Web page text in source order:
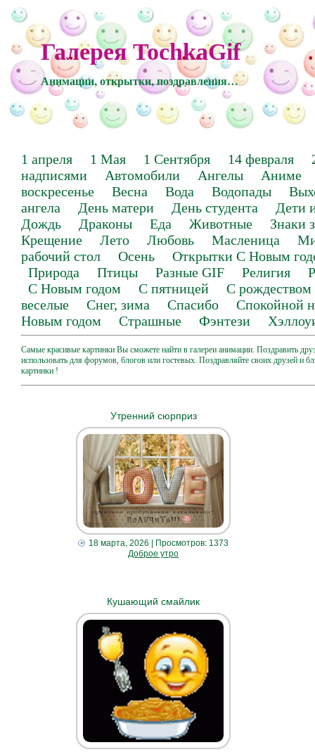
Галерея TochkaGif
Анимации, открытки, поздравления…
1 апреля 1 Мая 1 Сентября 14 февраля
надписями
Автомобили Ангелы
Аниме
воскресенье
Весна Вода Водопады
ангела
День матери День студента
Дети
Дождь
Драконы Еда Животные
Знаки
Крещение
Лето Любовь Масленица
рабочий стол
Осень
Открытки С Новым
Природа
Птицы Разные GIF Религия
С Новым годом
С пятницей
С рождеством
веселые
Снег, зима Спасибо
Спокойной
Новым годом
Страшные Фэнтези
Самые красивые картинки Вы сможете найти в галереи анимации. Поздравить
использовать для форумов, блогов или гостевых. Поздравляйте своих друзей и
картинки !
Утренний сюрприз
18 марта, 2026 | Просмотров: 1373
Доброе утро
Кушающий смайлик